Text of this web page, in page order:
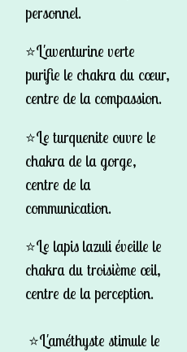
personnel.
⭐️L'aventurine verte
purifie le chakra du cœur,
centre de la compassion.
⭐️Le turquenite ouvre le
chakra de la gorge,
centre de la
communication.
⭐️Le lapis lazuli éveille le
chakra du troisième œil,
centre de la perception.
⭐️L'améthyste stimule le